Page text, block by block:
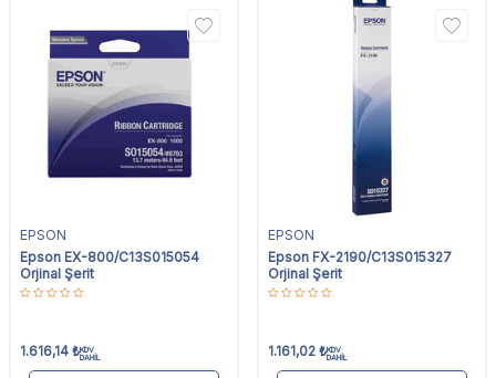
EPSON
Epson EX-800/C13S015054
Orjinal Şerit
1.616,14 ₺KDV
DAHİL
EPSON
Epson FX-2190/C13S015327
Orjinal Şerit
1.161,02 ₺KDV
DAHİL